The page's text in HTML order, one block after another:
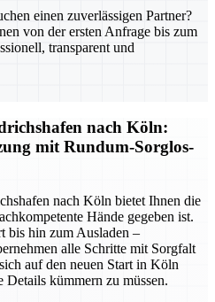
einen zuverlässigen Partner?
von der ersten Anfrage bis zum
transparent und
nach Köln:
mit Rundum-Sorglos-
nach Köln bietet Ihnen die
Hände gegeben ist.
bis hin zum Ausladen –
alle Schritte mit Sorgfalt
auf den neuen Start in Köln
Details kümmern zu müssen.